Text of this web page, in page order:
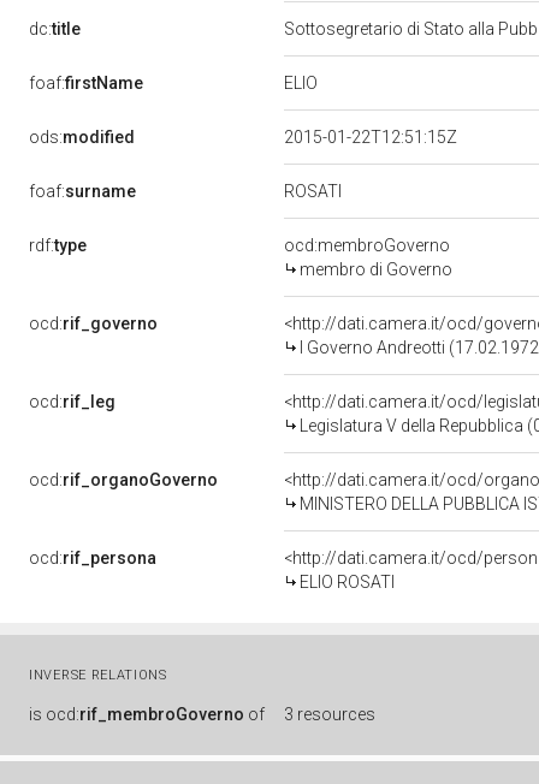
dc:title Sottosegretario di Stato alla
foaf:firstName ELIO
ods:modified 2015-01-22T12:51:15Z
foaf:surname ROSATI
rdf:type
ocd:membroGoverno
membro di Governo
ocd:rif_governo
<http://dati.camera.it/ocd/
I Governo Andreotti
ocd:rif_leg
<http://dati.camera.it/ocd/
Legislatura V della Repubblica
ocd:rif_organoGoverno
<http://dati.camera.it/ocd/
MINISTERO DELLA PUBBLICA
ocd:rif_persona
<http://dati.camera.it/ocd/
ELIO ROSATI
INVERSE RELATIONS
is ocd:rif_membroGoverno of 3 resources